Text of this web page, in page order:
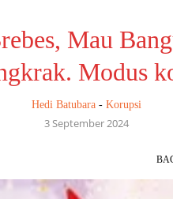
Mau
Modus
Hedi Batubara- Korupsi
3 September 2024